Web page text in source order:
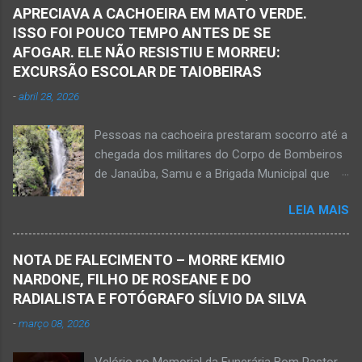
Pelotão do Corpo de Bombeiros Militar de
Janaúba seguiram para o local. Uma mulher
morreu e a outra vítima ficou gravemente
ferida e foi levada pelos socorristas do Samu
para o hospital na cidade de Monte Azul. Essa
do Suporte Aéreo Avançado de Vida (SAAV)
para unidade hospi...
APRECIAVA A CACHOEIRA EM MATO VERDE.
ISSO FOI POUCO TEMPO ANTES DE SE
AFOGAR. ELE NÃO RESISTIU E MORREU:
EXCURSÃO ESCOLAR DE TAIOBEIRAS
-abril 28, 2026
Pessoas na cachoeira prestaram socorro até a
chegada dos militares do Corpo de Bombeiros
de Janaúba, Samu e a Brigada Municipal que
resistiu e foi a óbito Foto álbum pessoal Kauan
Pereira Alves publicou em sua rede social a
foto em que apreciava a Cachoeira Maria Rosa,
em Mato Verde, pouco tempo antes de se
afogar e depois vir a óbito nesta terça-feira, dia
LEIA MAIS
NOTA DE FALECIMENTO – MORRE KEMIO
NARDONE, FILHO DE ROSEANE E DO
RADIALISTA E FOTÓGRAFO SÍLVIO DA SILVA
-março 08, 2026